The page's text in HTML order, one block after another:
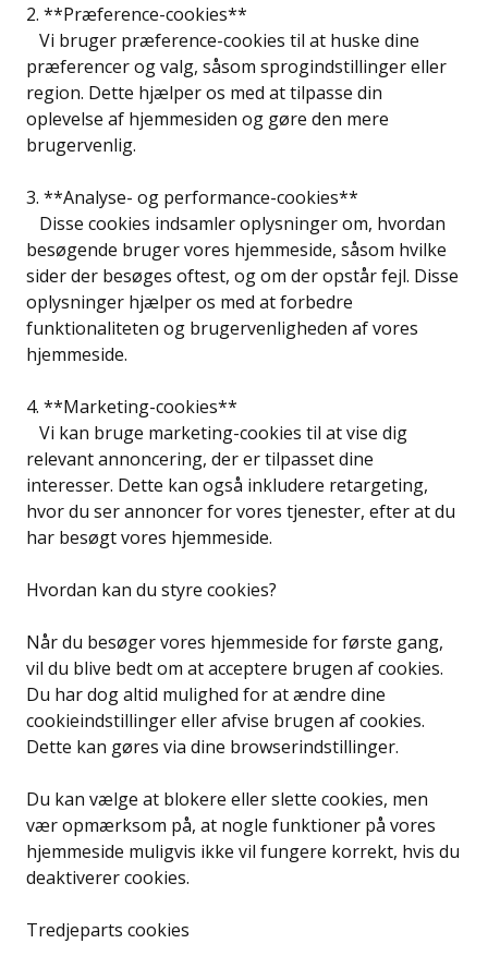
2. **Præference-cookies**
Vi bruger præference-cookies til at huske dine
præferencer og valg, såsom sprogindstillinger eller
region. Dette hjælper os med at tilpasse din
oplevelse af hjemmesiden og gøre den mere
brugervenlig.
3. **Analyse- og performance-cookies**
Disse cookies indsamler oplysninger om, hvordan
besøgende bruger vores hjemmeside, såsom hvilke
sider der besøges oftest, og om der opstår fejl. Disse
oplysninger hjælper os med at forbedre
funktionaliteten og brugervenligheden af vores
hjemmeside.
4. **Marketing-cookies**
Vi kan bruge marketing-cookies til at vise dig
relevant annoncering, der er tilpasset dine
interesser. Dette kan også inkludere retargeting,
hvor du ser annoncer for vores tjenester, efter at du
har besøgt vores hjemmeside.
Hvordan kan du styre cookies?
Når du besøger vores hjemmeside for første gang,
vil du blive bedt om at acceptere brugen af cookies.
Du har dog altid mulighed for at ændre dine
cookieindstillinger eller afvise brugen af cookies.
Dette kan gøres via dine browserindstillinger.
Du kan vælge at blokere eller slette cookies, men
vær opmærksom på, at nogle funktioner på vores
hjemmeside muligvis ikke vil fungere korrekt, hvis du
deaktiverer cookies.
Tredjeparts cookies